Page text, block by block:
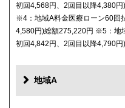
初回4,568円、2回目以降4,380
※4：地域A料金医療ローン60回
4,580円)総額275,220円 ※5：地
初回4,842円、2回目以降4,790
地域A